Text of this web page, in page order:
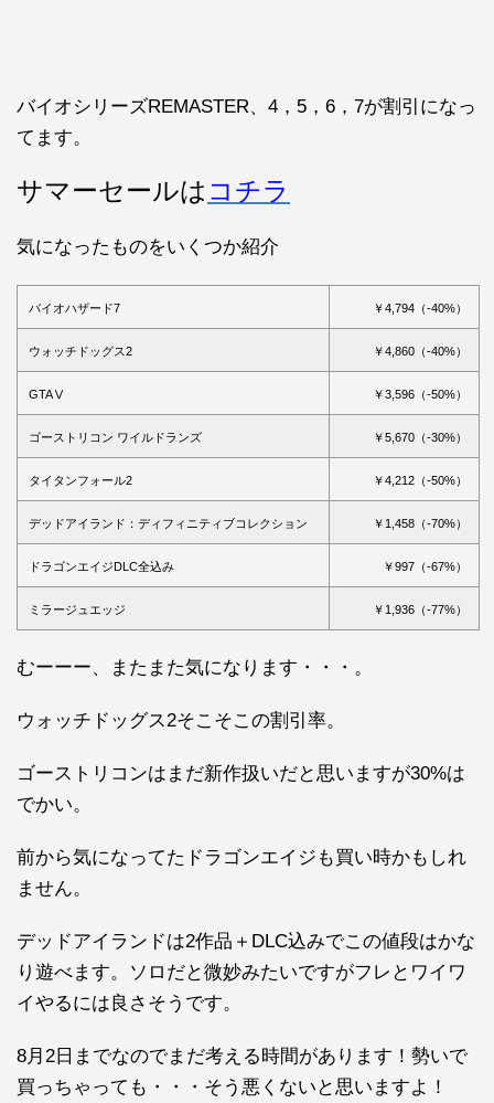
バイオシリーズREMASTER、4，5，6，7が割引になっ
てます。
サマーセールは コチラ
気になったものをいくつか紹介
バイオハザード7 ￥4,794（-40%）
ウォッチドッグス2 ￥4,860（-40%）
GTAⅤ ￥3,596（-50%）
ゴーストリコン ワイルドランズ ￥5,670（-30%）
タイタンフォール2 ￥4,212（-50%）
デッドアイランド：ディフィニティブコレクション ￥1,458（-70%）
ドラゴンエイジDLC全込み ￥997（-67%）
ミラージュエッジ ￥1,936（-77%）
むーーー、またまた気になります・・・。
ウォッチドッグス2そこそこの割引率。
ゴーストリコンはまだ新作扱いだと思いますが30%は
でかい。
前から気になってたドラゴンエイジも買い時かもしれ
ません。
デッドアイランドは2作品＋DLC込みでこの値段はかな
り遊べます。ソロだと微妙みたいですがフレとワイワ
イやるには良さそうです。
8月2日までなのでまだ考える時間があります！勢いで
買っちゃっても・・・そう悪くないと思いますよ！